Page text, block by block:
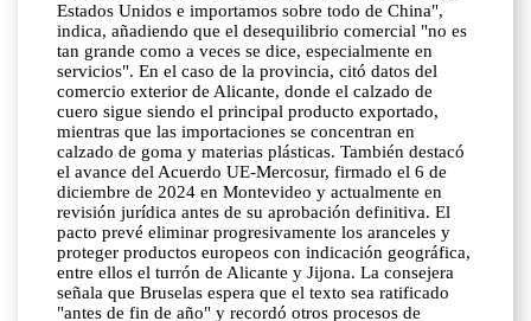
Estados Unidos e importamos sobre todo de China",
indica, añadiendo que el desequilibrio comercial "no es
tan grande como a veces se dice, especialmente en
servicios". En el caso de la provincia, citó datos del
comercio exterior de Alicante, donde el calzado de
cuero sigue siendo el principal producto exportado,
mientras que las importaciones se concentran en
calzado de goma y materias plásticas. También destacó
el avance del Acuerdo UE-Mercosur, firmado el 6 de
diciembre de 2024 en Montevideo y actualmente en
revisión jurídica antes de su aprobación definitiva. El
pacto prevé eliminar progresivamente los aranceles y
proteger productos europeos con indicación geográfica,
entre ellos el turrón de Alicante y Jijona. La consejera
señala que Bruselas espera que el texto sea ratificado
"antes de fin de año" y recordó otros procesos de